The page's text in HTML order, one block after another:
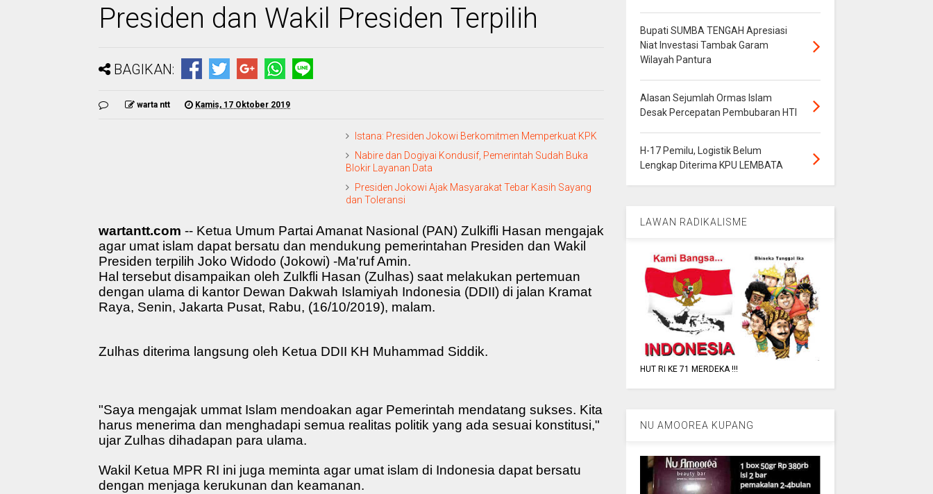
Presiden dan Wakil Presiden Terpilih
BAGIKAN:
warta ntt Kamis, 17 Oktober 2019
Istana: Presiden Jokowi Berkomitmen Memperkuat KPK
Nabire dan Dogiyai Kondusif, Pemerintah Sudah Buka
Blokir Layanan Data
Presiden Jokowi Ajak Masyarakat Tebar Kasih Sayang
dan Toleransi
wartantt.com -- Ketua Umum Partai Amanat Nasional (PAN) Zulkifli Hasan mengajak
agar umat islam dapat bersatu dan mendukung pemerintahan Presiden dan Wakil
Presiden terpilih Joko Widodo (Jokowi) -Ma'ruf Amin.
Hal tersebut disampaikan oleh Zulkfli Hasan (Zulhas) saat melakukan pertemuan
dengan ulama di kantor Dewan Dakwah Islamiyah Indonesia (DDII) di jalan Kramat
Raya, Senin, Jakarta Pusat, Rabu, (16/10/2019), malam.
Zulhas diterima langsung oleh Ketua DDII KH Muhammad Siddik.
"Saya mengajak ummat Islam mendoakan agar Pemerintah mendatang sukses. Kita
harus menerima dan menghadapi semua realitas politik yang ada sesuai konstitusi,"
ujar Zulhas dihadapan para ulama.
Wakil Ketua MPR RI ini juga meminta agar umat islam di Indonesia dapat bersatu
dengan menjaga kerukunan dan keamanan.
Bupati SUMBA TENGAH Apresiasi
Niat Investasi Tambak Garam
Wilayah Pantura
Alasan Sejumlah Ormas Islam
Desak Percepatan Pembubaran HTI
H-17 Pemilu, Logistik Belum
Lengkap Diterima KPU LEMBATA
LAWAN RADIKALISME
HUT RI KE 71 MERDEKA !!!
NU AMOOREA KUPANG